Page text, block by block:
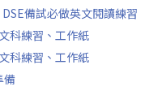
DSE備試必做英文閱讀練習
科練習、工作紙
科練習、工作紙
備